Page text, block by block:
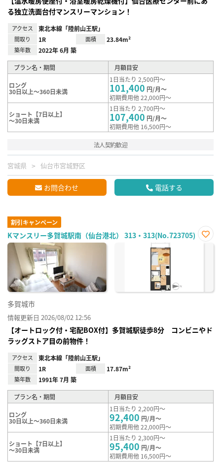
る独立洗面台付マンスリーマンション！
アクセス 東北本線「陸前山王駅」
間取り 1R 面積 23.84m²
築年数 2022年 6月 築
プラン名・期間 月額目安
ロング
30日以上～360日未満
1日当たり 2,500円～
101,400 円/月～
初期費用他 22,000円～
ショート【7日以上】
～30日未満
1日当たり 2,700円～
107,400 円/月～
初期費用他 16,500円～
法人契約歓迎
宮城県 仙台市宮城野区
お問合わせ 電話する
割引キャンペーン
Kマンスリー多賀城駅南（仙台港北） 313・313(No.723705)
お気
多賀城市
情報更新日 2026/08/02 12:56
【オートロック付・宅配BOX付】多賀城駅徒歩8分 コンビニやド
ラッグストア目の前物件！
アクセス 東北本線「陸前山王駅」
間取り 1R 面積 17.87m²
築年数 1991年 7月 築
プラン名・期間 月額目安
ロング
30日以上～360日未満
1日当たり 2,200円～
92,400 円/月～
初期費用他 22,000円～
ショート【7日以上】
～30日未満
1日当たり 2,300円～
95,400 円/月～
初期費用他 16,500円～